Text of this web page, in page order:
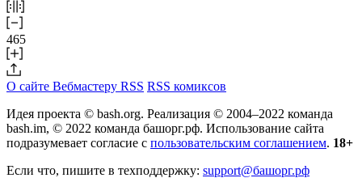
465
О сайте Вебмастеру RSS RSS комиксов
Идея проекта © bash.org. Реализация © 2004–2022 команда
bash.im, © 2022 команда башорг.рф. Использование сайта
подразумевает согласие с пользовательским соглашением. 18+
Если что, пишите в техподдержку: support@башорг.рф